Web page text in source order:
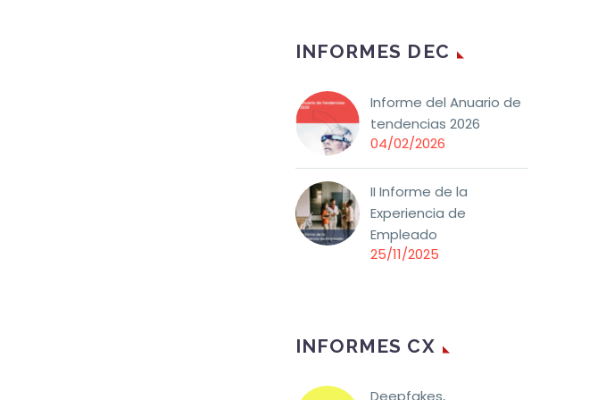
información imprecisa.
INFORMES DEC
Informe del Anuario de
tendencias 2026
04/02/2026
II Informe de la
Experiencia de
Empleado
25/11/2025
INFORMES CX
Deepfakes,